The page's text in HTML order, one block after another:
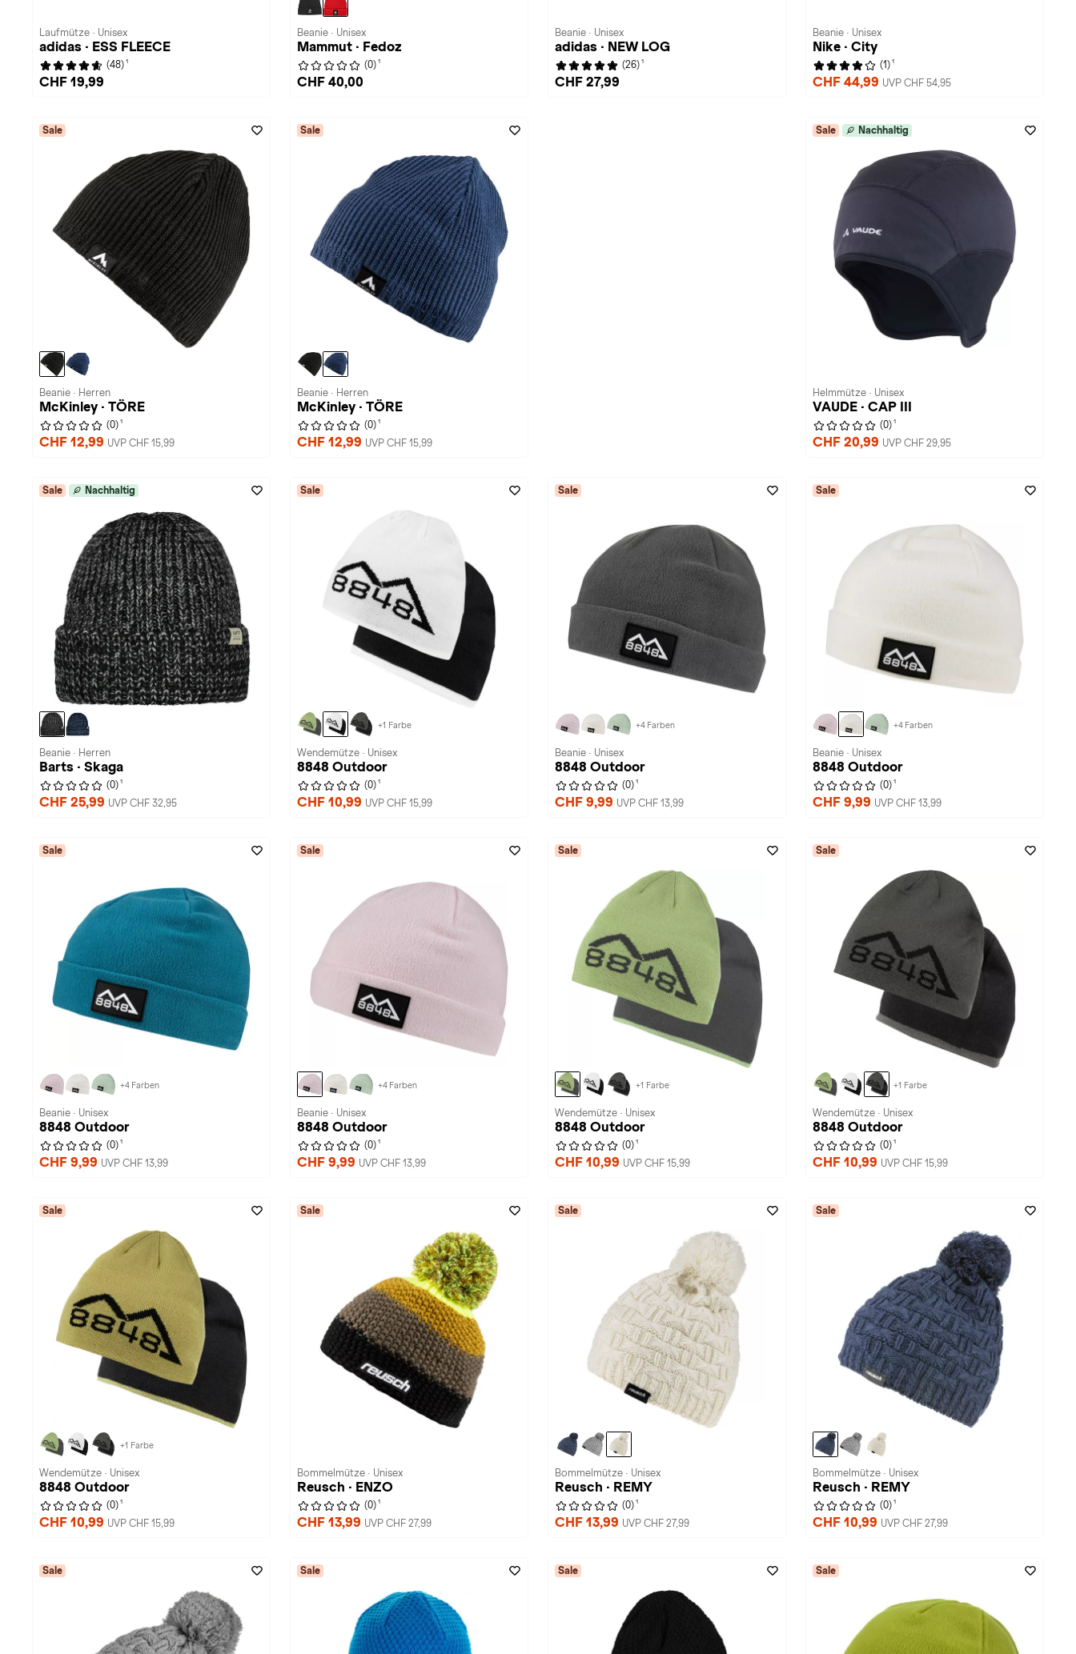
Laufmütze · Unisex
adidas · ESS FLEECE
(48) 1
CHF 19,99
Beanie · Unisex
Mammut · Fedoz
(0) 1
CHF 40,00
Beanie · Unisex
adidas · NEW LOG
(26) 1
CHF 27,99
Beanie · Unisex
Nike · City
(1) 1
CHF 44,99 UVP CHF 54,95
Sale
Beanie · Herren
McKinley · TÖRE
(0) 1
CHF 12,99 UVP CHF 15,99
Sale
Beanie · Herren
McKinley · TÖRE
(0) 1
CHF 12,99 UVP CHF 15,99
Sale Nachhaltig
Helmmütze · Unisex
VAUDE · CAP III
(0) 1
CHF 20,99 UVP CHF 29,95
Sale Nachhaltig
Beanie · Herren
Barts · Skaga
(0) 1
CHF 25,99 UVP CHF 32,95
Sale
+1 Farbe
Wendemütze · Unisex
8848 Outdoor
(0) 1
CHF 10,99 UVP CHF 15,99
Sale
+4 Farben
Beanie · Unisex
8848 Outdoor
(0) 1
CHF 9,99 UVP CHF 13,99
Sale
+4 Farben
Beanie · Unisex
8848 Outdoor
(0) 1
CHF 9,99 UVP CHF 13,99
Sale
+4 Farben
Beanie · Unisex
8848 Outdoor
(0) 1
CHF 9,99 UVP CHF 13,99
Sale
+4 Farben
Beanie · Unisex
8848 Outdoor
(0) 1
CHF 9,99 UVP CHF 13,99
Sale
+1 Farbe
Wendemütze · Unisex
8848 Outdoor
(0) 1
CHF 10,99 UVP CHF 15,99
Sale
+1 Farbe
Wendemütze · Unisex
8848 Outdoor
(0) 1
CHF 10,99 UVP CHF 15,99
Sale
+1 Farbe
Wendemütze · Unisex
8848 Outdoor
(0) 1
CHF 10,99 UVP CHF 15,99
Sale
Bommelmütze · Unisex
Reusch · ENZO
(0) 1
CHF 13,99 UVP CHF 27,99
Sale
Bommelmütze · Unisex
Reusch · REMY
(0) 1
CHF 13,99 UVP CHF 27,99
Sale
Bommelmütze · Unisex
Reusch · REMY
(0) 1
CHF 10,99 UVP CHF 27,99
Sale Sale Sale Sale